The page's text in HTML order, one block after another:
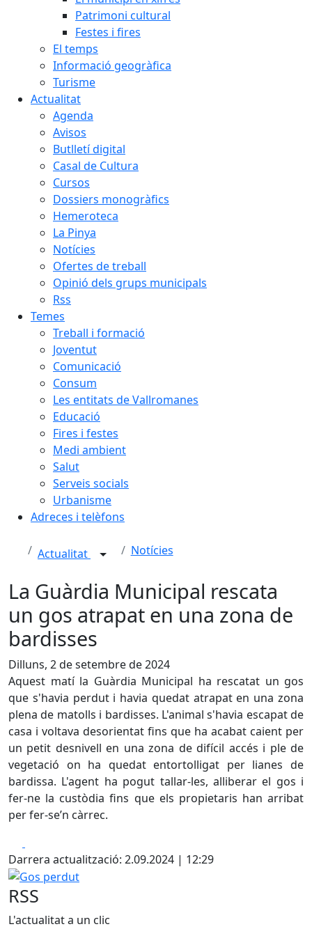
Patrimoni cultural
Festes i fires
El temps
Informació geogràfica
Turisme
Actualitat
Agenda
Avisos
Butlletí digital
Casal de Cultura
Cursos
Dossiers monogràfics
Hemeroteca
La Pinya
Notícies
Ofertes de treball
Opinió dels grups municipals
Rss
Temes
Treball i formació
Joventut
Comunicació
Consum
Les entitats de Vallromanes
Educació
Fires i festes
Medi ambient
Salut
Serveis socials
Urbanisme
Adreces i telèfons
Actualitat Notícies
La Guàrdia Municipal rescata
un gos atrapat en una zona de
bardisses
Dilluns, 2 de setembre de 2024
Aquest matí la Guàrdia Municipal ha rescatat un gos
que s'havia perdut i havia quedat atrapat en una zona
plena de matolls i bardisses. L'animal s'havia escapat de
casa i voltava desorientat fins que ha acabat caient per
un petit desnivell en una zona de difícil accés i ple de
vegetació on ha quedat entortolligat per lianes de
bardissa. L'agent ha pogut tallar-les, alliberar el gos i
fer-ne la custòdia fins que els propietaris han arribat
per fer-se’n càrrec.
Darrera actualització: 2.09.2024 | 12:29
Gos perdut
RSS
L'actualitat a un clic